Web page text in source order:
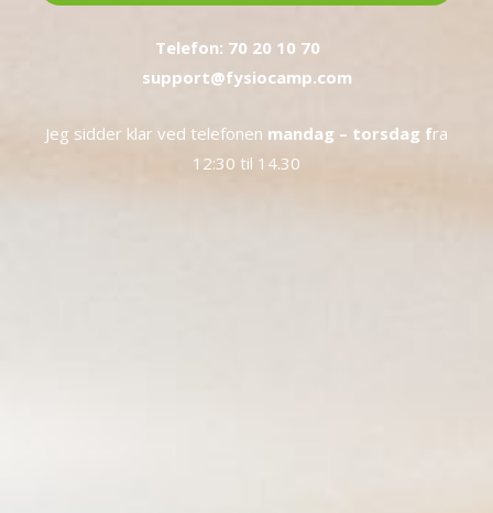
Telefon: 70 20 10 70
support@fysiocamp.com
Jeg sidder klar ved telefonen mandag – torsdag fra
12:30 til 14.30